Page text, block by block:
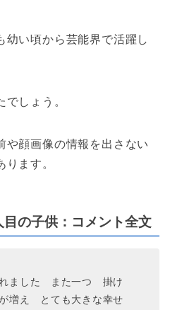
幼い頃から芸能界で活躍し
しょう。
や顔画像の情報を出さない
ます。
の子供：コメント全文
れました また一つ 掛け
増え とても大きな幸せ